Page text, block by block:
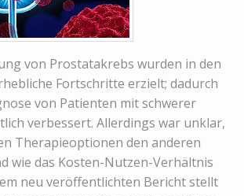
von Prostatakrebs wurden in den
Fortschritte erzielt; dadurch
von Patienten mit schwerer
verbessert. Allerdings war unklar,
Therapieoptionen den anderen
wie das Kosten-Nutzen-Verhältnis
neu veröffentlichten Bericht stellt